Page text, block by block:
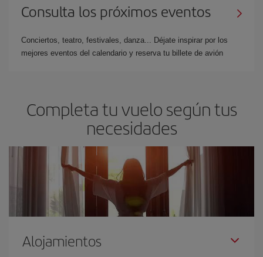
Consulta los próximos eventos
Conciertos, teatro, festivales, danza... Déjate inspirar por los
mejores eventos del calendario y reserva tu billete de avión
Completa tu vuelo según tus
necesidades
Alojamientos